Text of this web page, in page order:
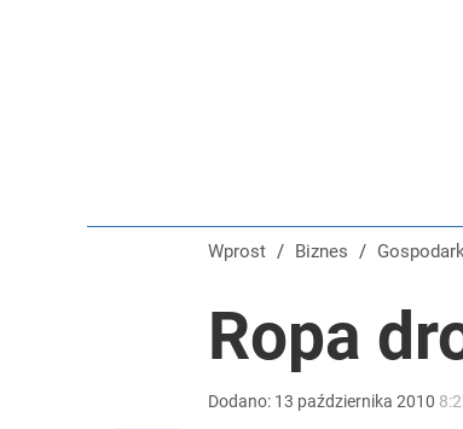
2
Farmacja: wzrost pod presją. co czeka
Wprost / Biznes /
Ropa
Dodano: 13 października 2010